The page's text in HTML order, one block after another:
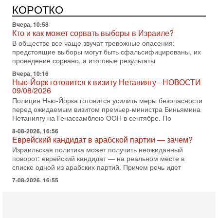
КОРОТКО
программу Александр Гур-Арье 📌Подписывайтесь
Вчера, 10:58
Кто и как может сорвать выборы в Израиле?
В обществе все чаще звучат тревожные опасения:
предстоящие выборы могут быть сфальсифицированы, их
проведение сорвано, а итоговые результаты
Вчера, 10:16
Нью-Йорк готовится к визиту Нетаниягу - НОВОСТИ
09/08/2026
Полиция Нью-Йорка готовится усилить меры безопасности
перед ожидаемым визитом премьер-министра Биньямина
Нетаниягу на Генассамблею ООН в сентябре. По
8-08-2026, 16:56
Еврейский кандидат в арабской партии — зачем?
Израильская политика может получить неожиданный
поворот: еврейский кандидат — на реальном месте в
списке одной из арабских партий. Причем речь идет
7-08-2026, 16:55